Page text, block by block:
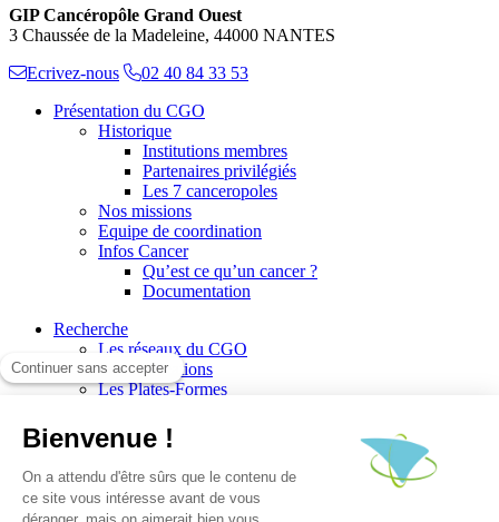
GIP Cancéropôle Grand Ouest
3 Chaussée de la Madeleine, 44000 NANTES
Ecrivez-nous
02 40 84 33 53
Présentation du CGO
Historique
Institutions membres
Partenaires privilégiés
Les 7 canceropoles
Nos missions
Equipe de coordination
Infos Cancer
Qu’est ce qu’un cancer ?
Documentation
Recherche
Les réseaux du CGO
Les publications
Les Plates-Formes
Les appels à communications
Les appels à projets
La valorisation de la recherche
Jobs/Formations